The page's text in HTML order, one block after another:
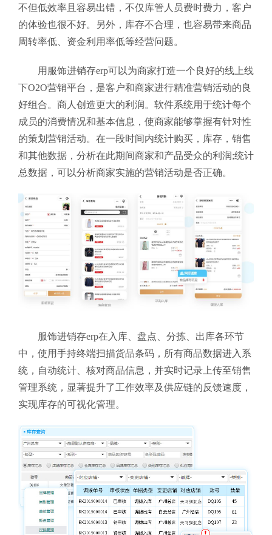
不但低效率且容易出错，不仅 库管人员费时费力，客户
的体验也很不好。另外，库存不合理，也容易带来商品
周转率低、资金利用率低等经营问题。
用服饰进销存erp可以为商家打造一个良好的线上线
下O2O营销平台，是客户和商家进行精准营销活动的良
好组合。商人创造更大的利润。软件系统用于统计每个
成员的消费情况和基本信息，使商家能够掌握有针对性
的策划营销活动。在一段时间内统计购买，库存，销售
和其他数据，分析在此期间商家和产品受众的利润;统计
总数据，可以分析商家实施的营销活动是否正确。
服饰进销存erp在入库、盘点、分拣、出库各环节
中，使用手持终端扫描货品条码，所有商品数据进入系
统，自动统计、核对商品信息，并实时记录上传至销售
管理系统，显著提升了工作效率及供应链的反馈速度，
实现库存的可视化管理。